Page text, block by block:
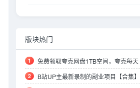
版块热门
1
免费领取夸克网盘1TB空间，夸克每天
领取容量教程
2 B站UP主最新录制的副业项目【合集】